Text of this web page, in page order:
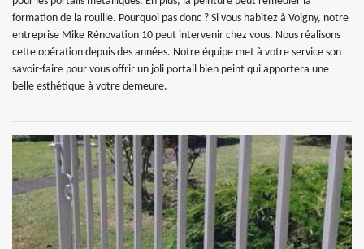
formation de la rouille. Pourquoi pas donc ? Si vous habitez à Voigny, notre
entreprise Mike Rénovation 10 peut intervenir chez vous. Nous réalisons
cette opération depuis des années. Notre équipe met à votre service son
savoir-faire pour vous offrir un joli portail bien peint qui apportera une
belle esthétique à votre demeure.